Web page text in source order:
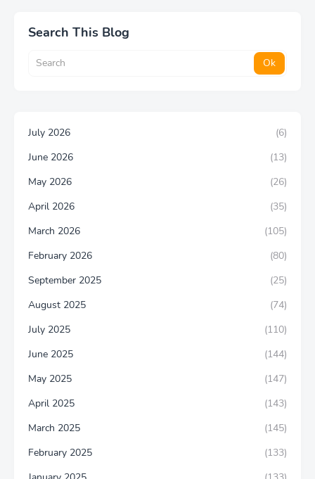
Search This Blog
July 2026
(6)
June 2026
(13)
May 2026
(26)
April 2026
(35)
March 2026
(105)
February 2026
(80)
September 2025
(25)
August 2025
(74)
July 2025
(110)
June 2025
(144)
May 2025
(147)
April 2025
(143)
March 2025
(145)
February 2025
(133)